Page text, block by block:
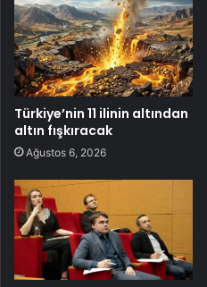
Türkiye’nin 11 ilinin altından
altın fışkıracak
Ağustos 6, 2026